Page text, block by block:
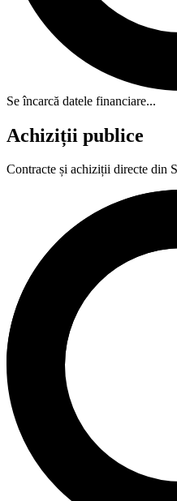
Se încarcă datele financiare...
Achiziții publice
Contracte și achiziții directe din